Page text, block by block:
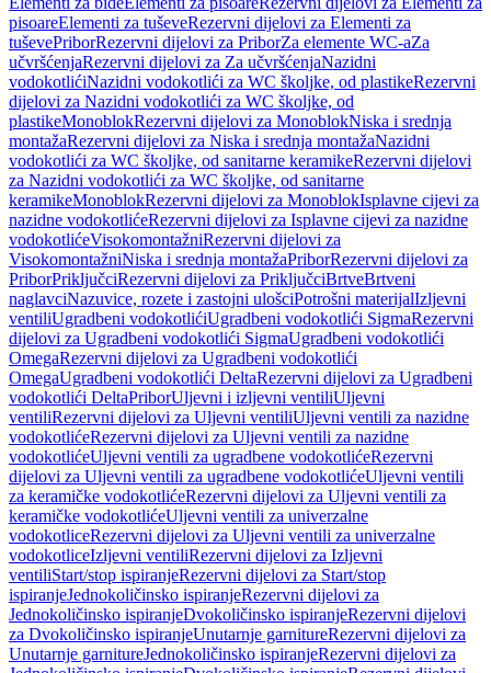
pisoareElementi za tuševeRezervni dijelovi za Elementi za
tuševePriborRezervni dijelovi za PriborZa elemente WC-aZa
učvršćenjaRezervni dijelovi za Za učvršćenjaNazidni
vodokotlićiNazidni vodokotlići za WC školjke, od plastikeRezervni
dijelovi za Nazidni vodokotlići za WC školjke, od
plastikeMonoblokRezervni dijelovi za MonoblokNiska i srednja
montažaRezervni dijelovi za Niska i srednja montažaNazidni
vodokotlići za WC školjke, od sanitarne keramikeRezervni dijelovi
za Nazidni vodokotlići za WC školjke, od sanitarne
keramikeMonoblokRezervni dijelovi za MonoblokIsplavne cijevi za
nazidne vodokotlićeRezervni dijelovi za Isplavne cijevi za nazidne
vodokotlićeVisokomontažniRezervni dijelovi za
VisokomontažniNiska i srednja montažaPriborRezervni dijelovi za
PriborPriključciRezervni dijelovi za PriključciBrtveBrtveni
naglavciNazuvice, rozete i zastojni ulošciPotrošni materijalIzljevni
ventiliUgradbeni vodokotlićiUgradbeni vodokotlići SigmaRezervni
dijelovi za Ugradbeni vodokotlići SigmaUgradbeni vodokotlići
OmegaRezervni dijelovi za Ugradbeni vodokotlići
OmegaUgradbeni vodokotlići DeltaRezervni dijelovi za Ugradbeni
vodokotlići DeltaPriborUljevni i izljevni ventiliUljevni
ventiliRezervni dijelovi za Uljevni ventiliUljevni ventili za nazidne
vodokotlićeRezervni dijelovi za Uljevni ventili za nazidne
vodokotlićeUljevni ventili za ugradbene vodokotlićeRezervni
dijelovi za Uljevni ventili za ugradbene vodokotlićeUljevni ventili
za keramičke vodokotlićeRezervni dijelovi za Uljevni ventili za
keramičke vodokotlićeUljevni ventili za univerzalne
vodokotliceRezervni dijelovi za Uljevni ventili za univerzalne
vodokotliceIzljevni ventiliRezervni dijelovi za Izljevni
ventiliStart/stop ispiranjeRezervni dijelovi za Start/stop
ispiranjeJednokoličinsko ispiranjeRezervni dijelovi za
Jednokoličinsko ispiranjeDvokoličinsko ispiranjeRezervni dijelovi
za Dvokoličinsko ispiranjeUnutarnje garnitureRezervni dijelovi za
Unutarnje garnitureJednokoličinsko ispiranjeRezervni dijelovi za